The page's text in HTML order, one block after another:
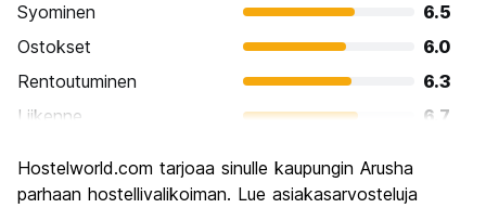
Syominen
6.5
Ostokset
6.0
Rentoutuminen
6.3
Liikenne
6.7
Kulttuuri
Hostelworld.com tarjoaa sinulle kaupungin Arusha
parhaan hostellivalikoiman. Lue asiakasarvosteluja